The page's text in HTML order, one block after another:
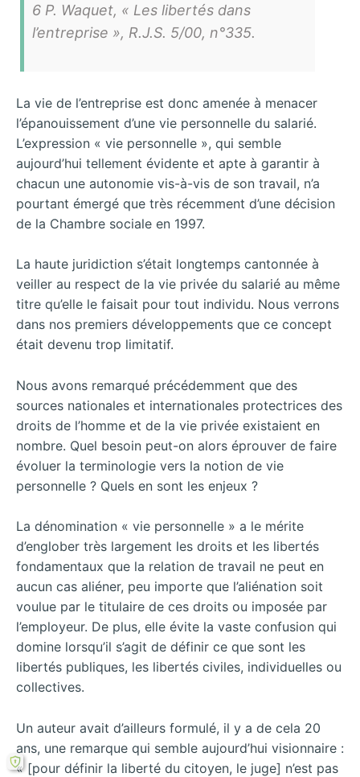
6 P. Waquet, « Les libertés dans
l’entreprise », R.J.S. 5/00, n°335.
La vie de l’entreprise est donc amenée à menacer
l’épanouissement d’une vie personnelle du salarié.
L’expression « vie personnelle », qui semble
aujourd’hui tellement évidente et apte à garantir à
chacun une autonomie vis-à-vis de son travail, n’a
pourtant émergé que très récemment d’une décision
de la Chambre sociale en 1997.
La haute juridiction s’était longtemps cantonnée à
veiller au respect de la vie privée du salarié au même
titre qu’elle le faisait pour tout individu. Nous verrons
dans nos premiers développements que ce concept
était devenu trop limitatif.
Nous avons remarqué précédemment que des
sources nationales et internationales protectrices des
droits de l’homme et de la vie privée existaient en
nombre. Quel besoin peut-on alors éprouver de faire
évoluer la terminologie vers la notion de vie
personnelle ? Quels en sont les enjeux ?
La dénomination « vie personnelle » a le mérite
d’englober très largement les droits et les libertés
fondamentaux que la relation de travail ne peut en
aucun cas aliéner, peu importe que l’aliénation soit
voulue par le titulaire de ces droits ou imposée par
l’employeur. De plus, elle évite la vaste confusion qui
domine lorsqu’il s’agit de définir ce que sont les
libertés publiques, les libertés civiles, individuelles ou
collectives.
Un auteur avait d’ailleurs formulé, il y a de cela 20
ans, une remarque qui semble aujourd’hui visionnaire :
« [pour définir la liberté du citoyen, le juge] n’est pas